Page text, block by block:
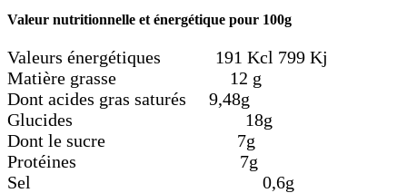
Valeur nutritionnelle et énergétique pour 100g
Valeurs énergétiques 191 Kcl 799 Kj
Matière grasse 12 g
Dont acides gras saturés 9,48g
Glucides 18g
Dont le sucre 7g
Protéines 7g
Sel 0,6g